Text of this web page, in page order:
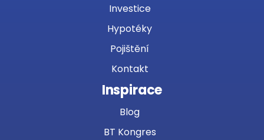
Investice
Hypotéky
Pojištění
Kontakt
Inspirace
Blog
BT Kongres